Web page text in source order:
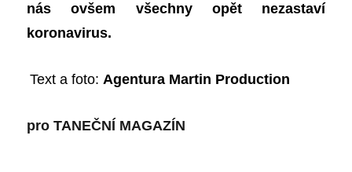
nás ovšem všechny opět nezastaví
koronavirus.
Text a foto:Agentura Martin Production
proTANEČNÍ MAGAZÍN